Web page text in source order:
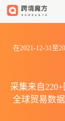
在2021-12-31至
采集来自
全球贸易数